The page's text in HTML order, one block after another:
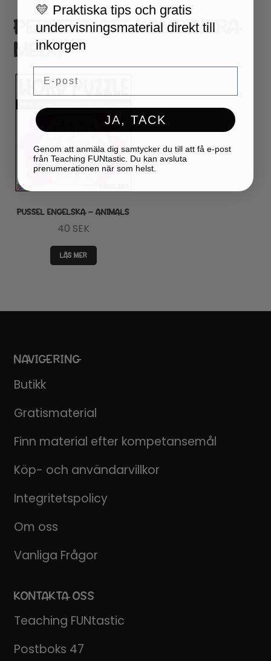
PERFEKT ATT KOMBINERA
MED..
PUSSEL ENGELSKA – ANIMALS
40 SEK
LÄS MER
NAVIGERING
Butikk
Gratismaterial
Finn material efter kompetansemål
Köp- och användarvillkor
Integritetspolicy
Om oss
Vanliga Frågor
KONTAKTA OSS
Teaching FUNtastic
Postboks 47
💛 Praktiska tips och gratis
undervisningsmaterial direkt till
inkorgen
Email
JA, TACK
Genom att anmäla dig samtycker du till att få e-post
från Teaching FUNtastic. Du kan avsluta
prenumerationen när som helst.